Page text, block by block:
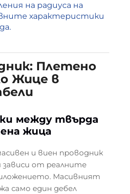
на радиуса на
характеристики
Плетено
Жице в
между твърда
жица
и виен проводник
зависи от реалните
Масивният
само един дебел